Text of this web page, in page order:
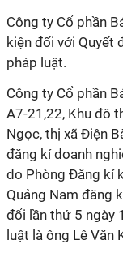
Công ty Cổ phần
kiện đối với Quyết
pháp luật.
Công ty Cổ phần
A7-21,22, Khu đô
Ngọc, thị xã Điện
đăng kí doanh
do Phòng Đăng kí
Quảng Nam đăng
đổi lần thứ 5 ngày
luật là ông Lê Văn